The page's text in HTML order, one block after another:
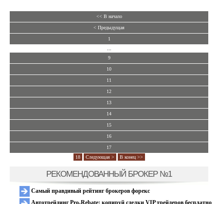
<< В начало
< Предыдущая
1
9
10
11
12
13
14
15
16
17
18
Следующая > В конец >>
РЕКОМЕНДОВАННЫЙ БРОКЕР №1
Самый правдивый рейтинг брокеров форекс